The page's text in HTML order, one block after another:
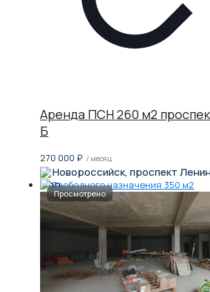
Аренда ПСН 260 м2
Б
270 000 ₽ / месяц
Новороссийск, проспект